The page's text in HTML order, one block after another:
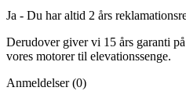
Ja - Du har altid 2 års
Derudover giver vi 15 års garanti
vores motorer til elevationssenge.
Anmeldelser (0)